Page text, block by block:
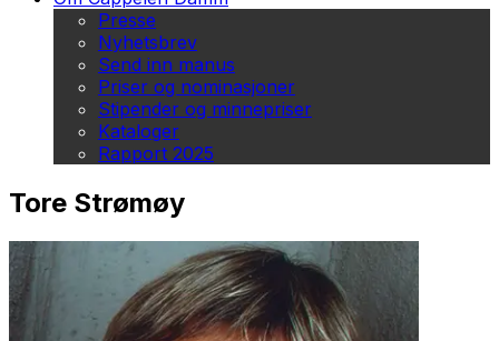
Presse
Nyhetsbrev
Send inn manus
Priser og nominasjoner
Stipender og minnepriser
Kataloger
Rapport 2025
Tore Strømøy